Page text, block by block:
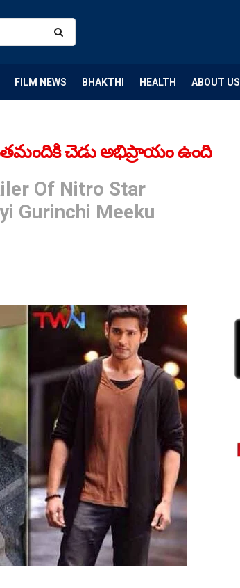
FILM NEWS BHAKTHI HEALTH ABOUT US
చెడు అభిప్రాయం ఉంది
Of Nitro Star
Gurinchi Meeku